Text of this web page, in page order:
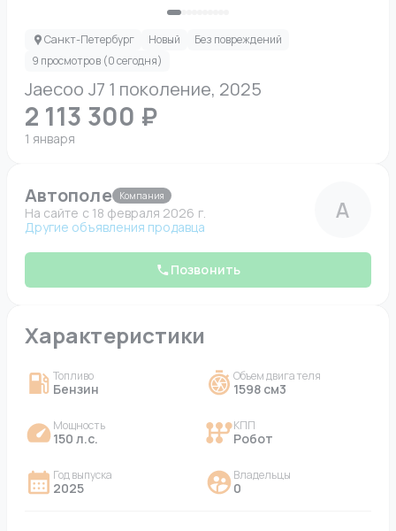
Jaecoo J7 1 поколение, 2025
2 113 300 ₽
1 января
Санкт-Петербург Новый
Без повреждений
9 просмотров (0 сегодня)
Автополе Компания
На сайте c 18 февраля 2026 г.
Другие объявления продавца
А
Позвонить
Характеристики
Топливо
Бензин
Объем двигателя
1598 см3
Мощность
150 л.с.
КПП
Робот
Год выпуска
2025
Владельцы
0